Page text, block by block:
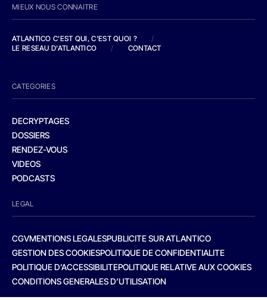
MIEUX NOUS CONNAITRE
ATLANTICO C'EST QUI, C'EST QUOI ?
/
LE RESEAU D'ATLANTICO
/ CONTACT
CATEGORIES
DECRYPTAGES
DOSSIERS
RENDEZ-VOUS
VIDEOS
PODCASTS
LEGAL
CGVMENTIONS LEGALESPUBLICITE SUR ATLANTICO
GESTION DES COOKIESPOLITIQUE DE CONFIDENTIALITE
POLITIQUE D’ACCESSIBILITEPOLITIQUE RELATIVE AUX COOKIES
CONDITIONS GENERALES D’UTILISATION